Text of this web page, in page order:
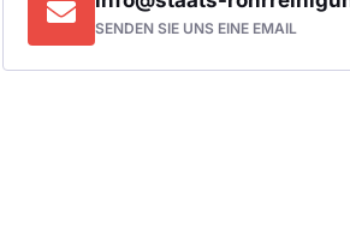
SENDEN SIE UNS EINE EMAIL